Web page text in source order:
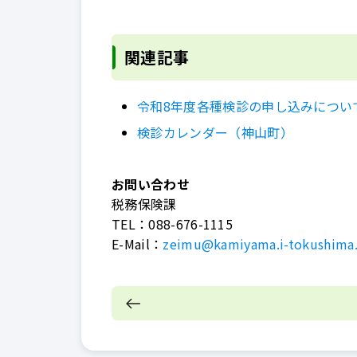
関連記事
令和8年度各種検診の申し込みについ
検診カレンダー（神山町）
お問い合わせ
税務保険課
TEL：088-676-1115
E-Mail： zeimu@kamiyama.i-